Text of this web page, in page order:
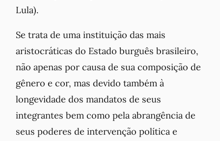
Lula).
Se trata de uma instituição das mais
aristocráticas do Estado burguês brasileiro,
não apenas por causa de sua composição de
gênero e cor, mas devido também à
longevidade dos mandatos de seus
integrantes bem como pela abrangência de
seus poderes de intervenção política e